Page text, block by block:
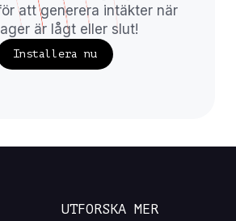
att generera intäkter när
är lågt eller slut!
Installera nu
UTFORSKA MER